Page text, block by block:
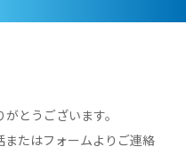
とうございます。
またはフォームよりご連絡